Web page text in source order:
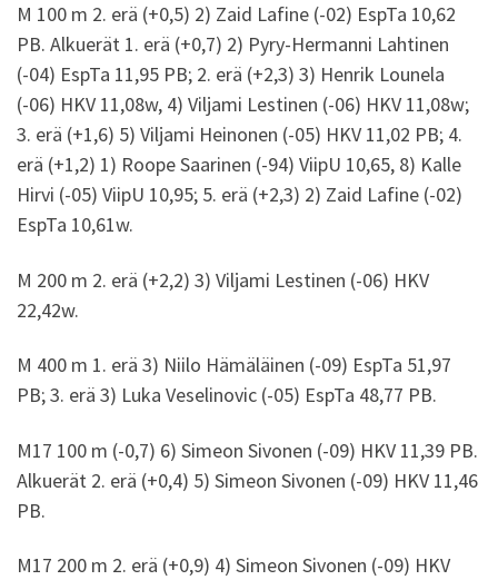
M 100 m 2. erä (+0,5) 2) Zaid Lafine (-02) EspTa 10,62
PB. Alkuerät 1. erä (+0,7) 2) Pyry-Hermanni Lahtinen
(-04) EspTa 11,95 PB; 2. erä (+2,3) 3) Henrik Lounela
(-06) HKV 11,08w, 4) Viljami Lestinen (-06) HKV 11,08w;
3. erä (+1,6) 5) Viljami Heinonen (-05) HKV 11,02 PB; 4.
erä (+1,2) 1) Roope Saarinen (-94) ViipU 10,65, 8) Kalle
Hirvi (-05) ViipU 10,95; 5. erä (+2,3) 2) Zaid Lafine (-02)
EspTa 10,61w.
M 200 m 2. erä (+2,2) 3) Viljami Lestinen (-06) HKV
22,42w.
M 400 m 1. erä 3) Niilo Hämäläinen (-09) EspTa 51,97
PB; 3. erä 3) Luka Veselinovic (-05) EspTa 48,77 PB.
M17 100 m (-0,7) 6) Simeon Sivonen (-09) HKV 11,39 PB.
Alkuerät 2. erä (+0,4) 5) Simeon Sivonen (-09) HKV 11,46
PB.
M17 200 m 2. erä (+0,9) 4) Simeon Sivonen (-09) HKV